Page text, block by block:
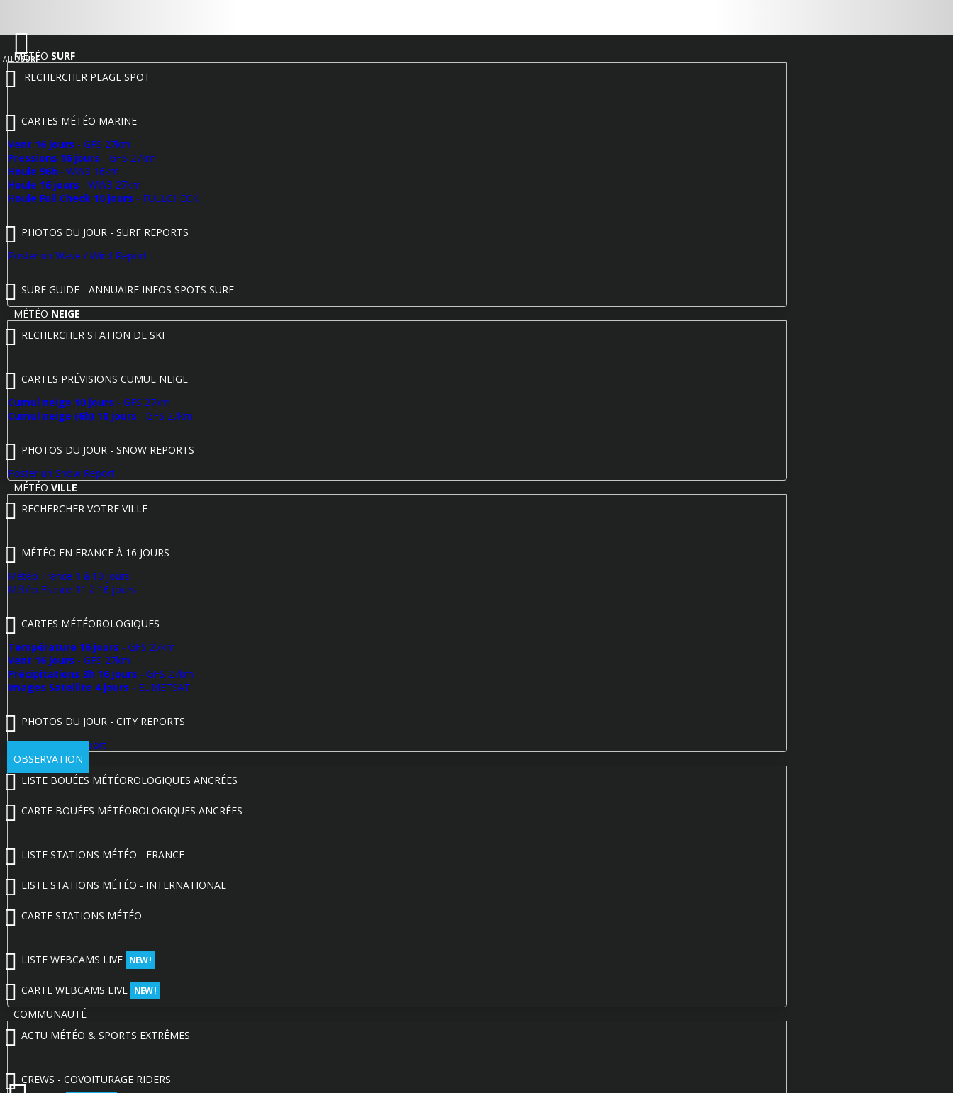
ALLOSURF
MÉTÉO SURF
RECHERCHER PLAGE SPOT
CARTES MÉTÉO MARINE
Vent 16 jours - GFS 27km
Pressions 16 jours - GFS 27km
Houle 96h - WW3 16km
Houle 16 jours - WW3 27km
Houle Full Check 10 jours - FULLCHECK
PHOTOS DU JOUR - SURF REPORTS
Poster un Wave / Wind Report
SURF GUIDE - ANNUAIRE INFOS SPOTS SURF
MÉTÉO NEIGE
RECHERCHER STATION DE SKI
CARTES PRÉVISIONS CUMUL NEIGE
Cumul neige 10 jours - GFS 27km
Cumul neige (6h) 10 jours - GFS 27km
PHOTOS DU JOUR - SNOW REPORTS
Poster un Snow Report
MÉTÉO VILLE
RECHERCHER VOTRE VILLE
MÉTÉO EN FRANCE À 16 JOURS
Météo France 1 à 10 jours
Météo France 11 à 16 jours
CARTES MÉTÉOROLOGIQUES
Température 16 jours - GFS 27km
Vent 16 jours - GFS 27km
Précipitations 3h 16 jours - GFS 27km
Images Satellite 4 jours - EUMETSAT
PHOTOS DU JOUR - CITY REPORTS
Poster un City Report
OBSERVATION
LISTE BOUÉES MÉTÉOROLOGIQUES ANCRÉES
CARTE BOUÉES MÉTÉOROLOGIQUES ANCRÉES
LISTE STATIONS MÉTÉO - FRANCE
LISTE STATIONS MÉTÉO - INTERNATIONAL
CARTE STATIONS MÉTÉO
LISTE WEBCAMS LIVE NEW !
CARTE WEBCAMS LIVE NEW !
COMMUNAUTÉ
ACTU MÉTÉO & SPORTS EXTRÊMES
CREWS - COVOITURAGE RIDERS